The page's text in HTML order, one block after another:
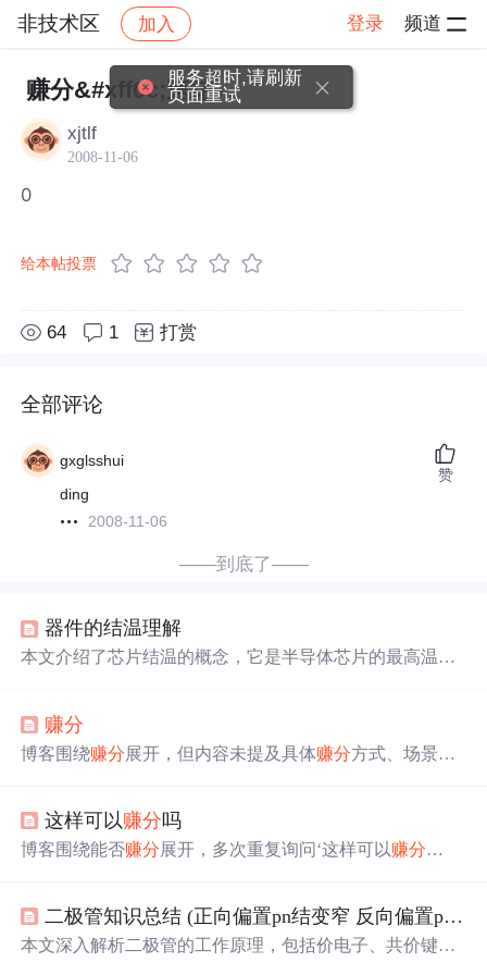
非技术区 加入 登录 频道
社区 非技术区 帖子详情
赚分&#xff0c;速结
xjtlf
2008-11-06
0
给本帖投票
64 1 打赏
全部评论
gxglsshui
ding
2008-11-06
赞
——到底了——
器件的结温理解
本文介绍了芯片结温的概念，它是半导体芯片的最高温
径，如减少热阻、控制功率等，同时提及结温验证方法。
赚分
博客围绕赚分展开，但内容未提及具体赚分方式、场景等
这样可以赚分吗
博客围绕能否赚分展开，多次重复询问‘这样可以赚分
二极管知识总结 (正向偏置pn结变窄 反向偏置pn结变宽)
本文深入解析二极管的工作原理，包括价电子、共价键、P
服务超时,请刷新
页面重试